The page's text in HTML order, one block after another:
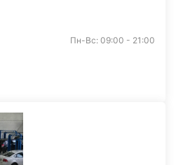
Пн-Вс: 09:00 - 21:00